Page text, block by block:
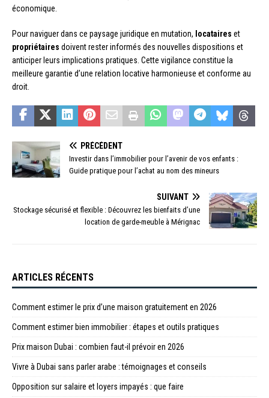
économique.
Pour naviguer dans ce paysage juridique en mutation, locataires et
propriétaires doivent rester informés des nouvelles dispositions et
anticiper leurs implications pratiques. Cette vigilance constitue la
meilleure garantie d’une relation locative harmonieuse et conforme au
droit.
PRÉCÉDENT
Investir dans l’immobilier pour l’avenir de vos enfants :
Guide pratique pour l’achat au nom des mineurs
SUIVANT
Stockage sécurisé et flexible : Découvrez les bienfaits d’une
location de garde-meuble à Mérignac
ARTICLES RÉCENTS
Comment estimer le prix d’une maison gratuitement en 2026
Comment estimer bien immobilier : étapes et outils pratiques
Prix maison Dubai : combien faut-il prévoir en 2026
Vivre à Dubai sans parler arabe : témoignages et conseils
Opposition sur salaire et loyers impayés : que faire